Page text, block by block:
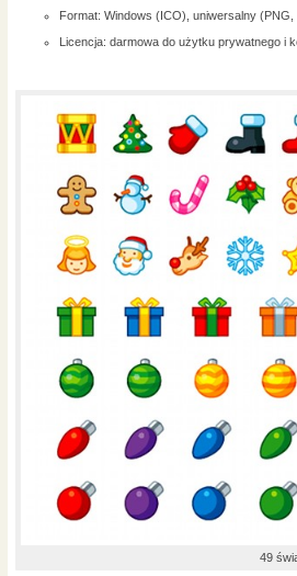
Format: Windows (ICO), uniwersalny
Licencja: darmowa do użytku prywatnego i
49